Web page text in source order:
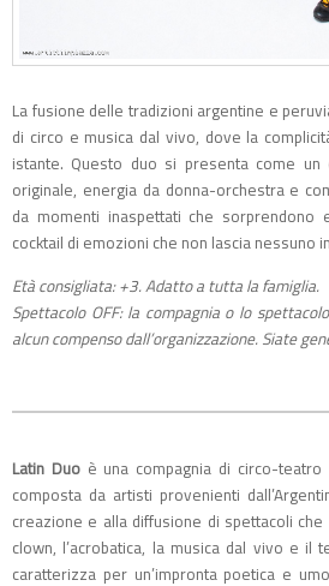
La fusione delle tradizioni argentine e
di circo e musica dal vivo, dove la
istante. Questo duo si presenta come un
originale, energia da donna-orchestra e
da momenti inaspettati che sorprendono
cocktail di emozioni che non lascia nessuno
Età consigliata: +3. Adatto a tutta la famiglia.
Spettacolo OFF: la compagnia o lo
alcun compenso dall’organizzazione. Siate
Latin Duoè una compagnia di circo-teatro
composta da artisti provenienti
creazione e alla diffusione di spettacoli che
clown, l’acrobatica, la musica dal vivo e il
caratterizza per un’impronta poetica e